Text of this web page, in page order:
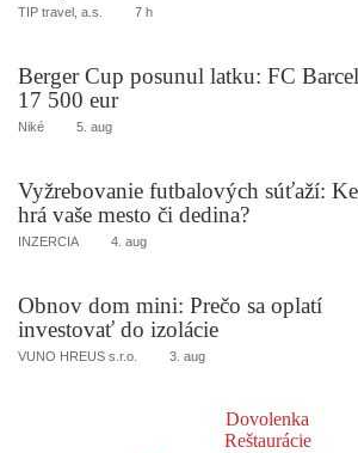
TIP travel, a.s. 7 h
Berger Cup posunul latku: FC
17 500 eur
Niké 5. aug
Vyžrebovanie futbalových súťaží:
hrá vaše mesto či dedina?
INZERCIA 4. aug
Obnov dom mini: Prečo sa oplatí
investovať do izolácie
VUNO HREUS s.r.o. 3. aug
Dovolenka
Reštaurácie